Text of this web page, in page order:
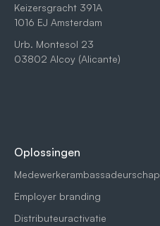
Keizersgracht 391A
1016 EJ Amsterdam
Urb. Montesol 23
03802 Alcoy (Alicante)
Oplossingen
Medewerkerambassadeurschap
Employer branding
Distributeuractivatie